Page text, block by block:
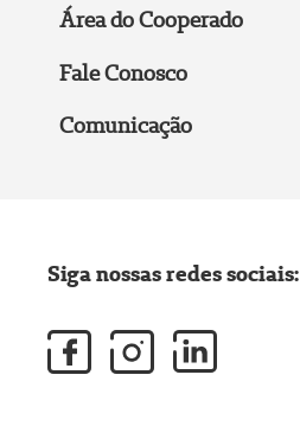
Área do Cooperado
Fale Conosco
Comunicação
Siga nossas redes sociais: